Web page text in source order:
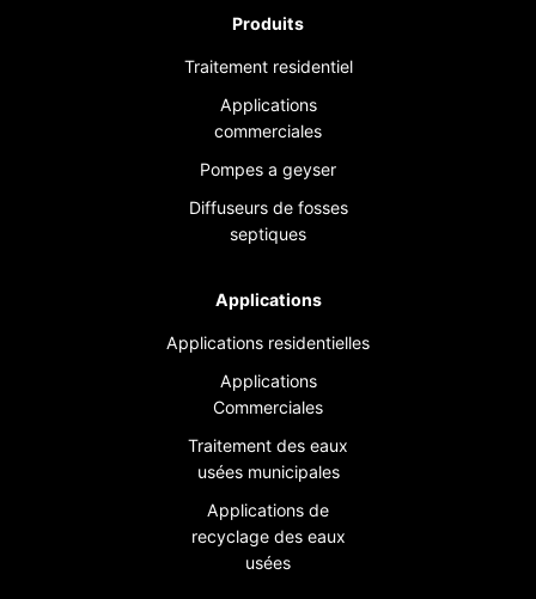
Produits
Traitement residentiel
Applications
commerciales
Pompes a geyser
Diffuseurs de fosses
septiques
Applications
Applications residentielles
Applications
Commerciales
Traitement des eaux
usées municipales
Applications de
recyclage des eaux
usées